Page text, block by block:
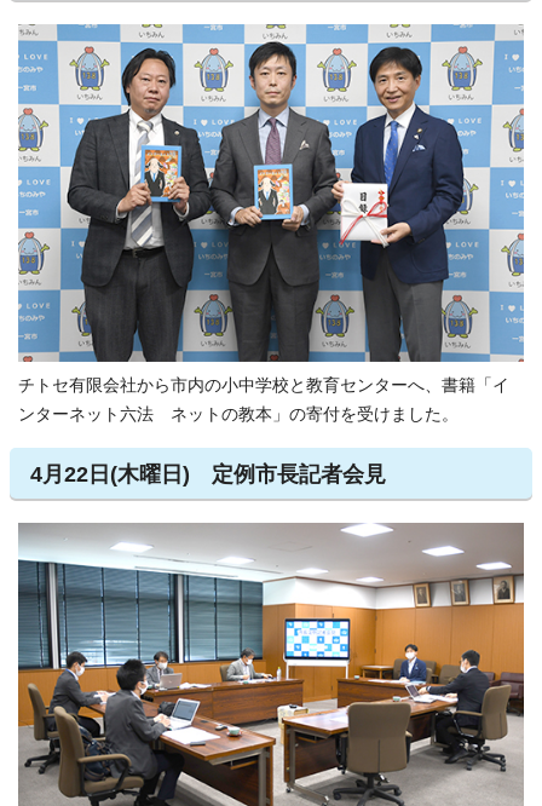
チトセ有限会社から市内の小中学校と教育センターへ、書籍「イ
ンターネット六法 ネットの教本」の寄付を受けました。
4月22日(木曜日) 定例市長記者会見